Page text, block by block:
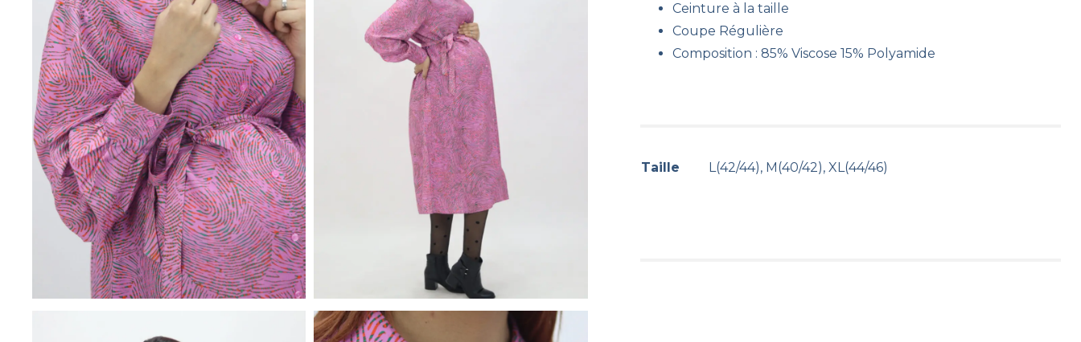
Ceinture à la taille
Coupe Régulière
Composition : 85% Viscose 15% Polyamide
Taille L(42/44), M(40/42), XL(44/46)